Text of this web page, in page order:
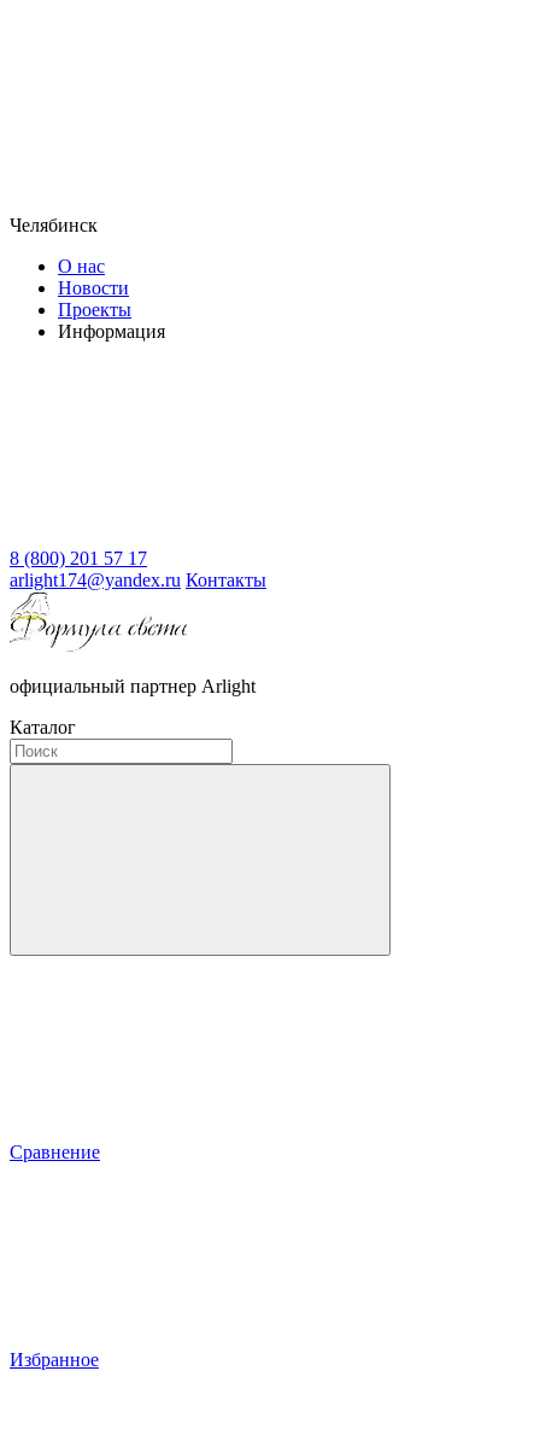
Челябинск
О нас
Новости
Проекты
Информация
8 (800) 201 57 17
arlight174@yandex.ru Контакты
официальный партнер Arlight
Каталог
Сравнение
Избранное